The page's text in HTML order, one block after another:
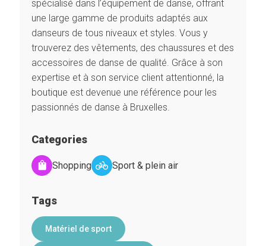
spécialisé dans l’équipement de danse, offrant
une large gamme de produits adaptés aux
danseurs de tous niveaux et styles. Vous y
trouverez des vêtements, des chaussures et des
accessoires de danse de qualité. Grâce à son
expertise et à son service client attentionné, la
boutique est devenue une référence pour les
passionnés de danse à Bruxelles.
Categories
Shopping Sport & plein air
Tags
Matériel de sport